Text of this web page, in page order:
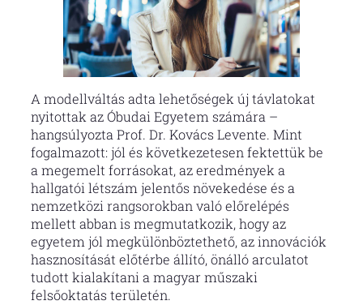
A modellváltás adta lehetőségek új távlatokat
nyitottak az Óbudai Egyetem számára –
hangsúlyozta Prof. Dr. Kovács Levente. Mint
fogalmazott: jól és következetesen fektettük be
a megemelt forrásokat, az eredmények a
hallgatói létszám jelentős növekedése és a
nemzetközi rangsorokban való előrelépés
mellett abban is megmutatkozik, hogy az
egyetem jól megkülönböztethető, az innovációk
hasznosítását előtérbe állító, önálló arculatot
tudott kialakítani a magyar műszaki
felsőoktatás területén.